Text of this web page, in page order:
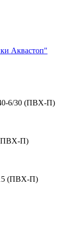
Аквастоп"
6/30 (ПВХ-П)
(ПВХ-П)
(ПВХ-П)